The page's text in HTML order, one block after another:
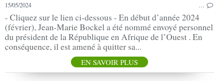
15/05/2024 …
- Cliquez sur le lien ci-dessous - En début d’année 2024
(février), Jean-Marie Bockel a été nommé envoyé personnel
du président de la République en Afrique de l’Ouest . En
conséquence, il est amené à quitter sa...
EN SAVOIR PLUS